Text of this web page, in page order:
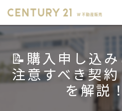
📝購入申し込
注意すべき契
を解説